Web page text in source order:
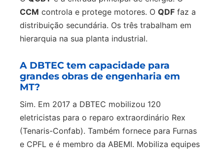
CCM controla e protege motores. O QDF faz a
distribuição secundária. Os três trabalham em
hierarquia na sua planta industrial.
A DBTEC tem capacidade para
grandes obras de engenharia em
MT?
Sim. Em 2017 a DBTEC mobilizou 120
eletricistas para o reparo extraordinário Rex
(Tenaris-Confab). Também fornece para Furnas
e CPFL e é membro da ABEMI. Mobiliza equipes